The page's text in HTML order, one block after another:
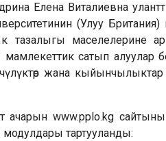
Елена Виталиевна
(Улуу Британия)
тазалыгы маселелерине
сатып алуулар
жана
www.pplo.kg
модулдары тартууланды: